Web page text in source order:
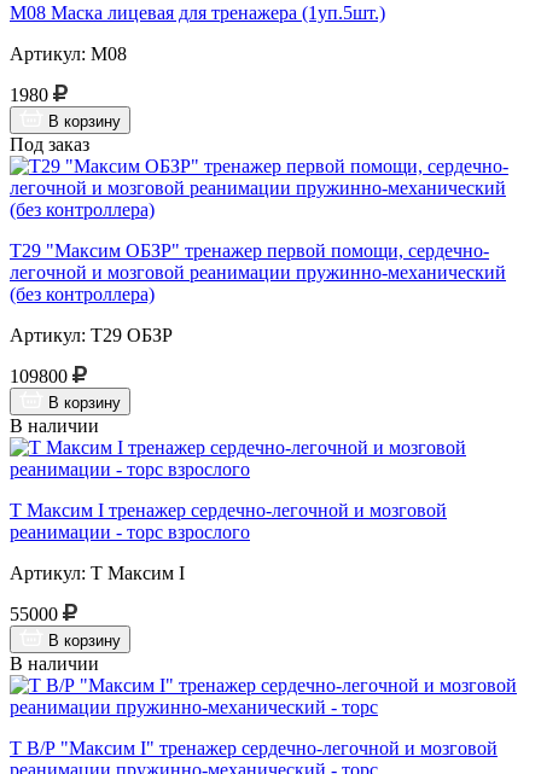
М08 Маска лицевая для тренажера (1уп.5шт.)
Артикул: М08
1980
В корзину
Под заказ
Т29 "Максим ОБЗР" тренажер первой помощи, сердечно-
легочной и мозговой реанимации пружинно-механический
(без контроллера)
Артикул: Т29 ОБЗР
109800
В корзину
В наличии
Т Максим I тренажер сердечно-легочной и мозговой
реанимации - торс взрослого
Артикул: Т Максим I
55000
В корзину
В наличии
Т В/Р "Максим I" тренажер сердечно-легочной и мозговой
реанимации пружинно-механический - торс